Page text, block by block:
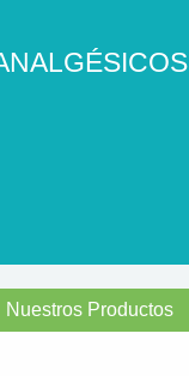
Nuestros Productos